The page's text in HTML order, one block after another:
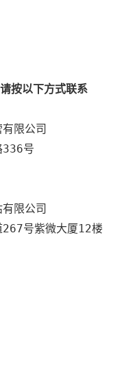
按以下方式联系
限公司
336号
限公司
267号紫微大厦12楼